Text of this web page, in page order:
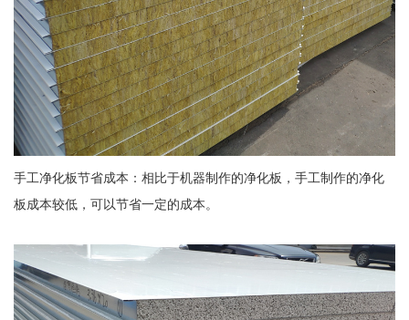
手工净化板节省成本：相比于机器制作的净化板，手工制作的净化
板成本较低，可以节省一定的成本。